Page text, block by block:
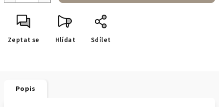
Zeptat se Hlídat Sdílet
Popis